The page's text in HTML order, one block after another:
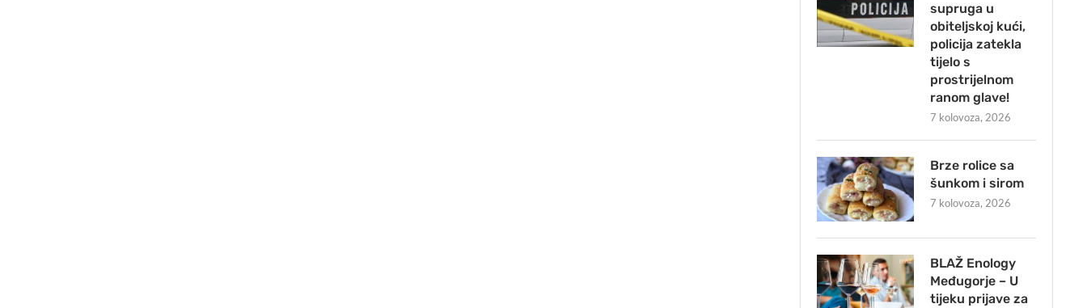
supruga u
obiteljskoj kući,
policija zatekla
tijelo s
prostrijelnom
ranom glave!
7 kolovoza, 2026
Brze rolice sa
šunkom i sirom
7 kolovoza, 2026
BLAŽ Enology
Međugorje – U
tijeku prijave za